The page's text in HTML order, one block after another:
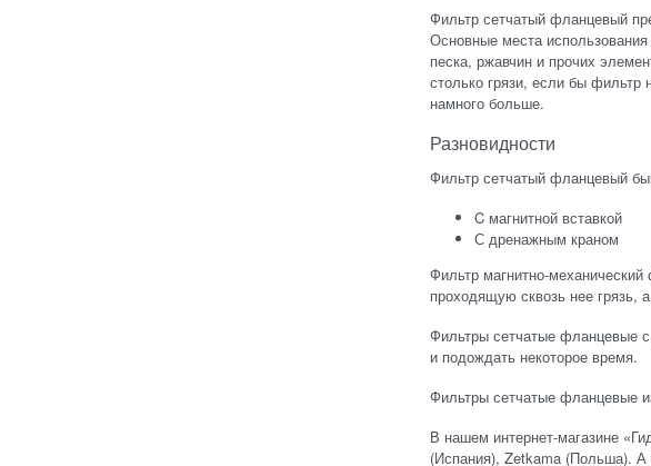
Фильтр сетчатый фланцевый
Основные места
песка, ржавчин и прочих
столько грязи, если бы фильтр
намного больше.
Разновидности
Фильтр сетчатый фланцевый
C магнитной вставкой
С дренажным краном
Фильтр магнитно-
проходящую сквозь нее грязь,
Фильтры сетчатые фланцевые
и подождать некоторое время.
Фильтры сетчатые фланцевые
В нашем интернет-магазине
(Испания), Zetkama (Польша). А